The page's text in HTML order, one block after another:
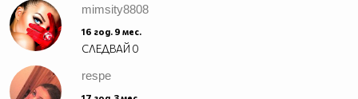
mimsity8808
16 год. 9 мес.
СЛЕДВАЙ 0
respe